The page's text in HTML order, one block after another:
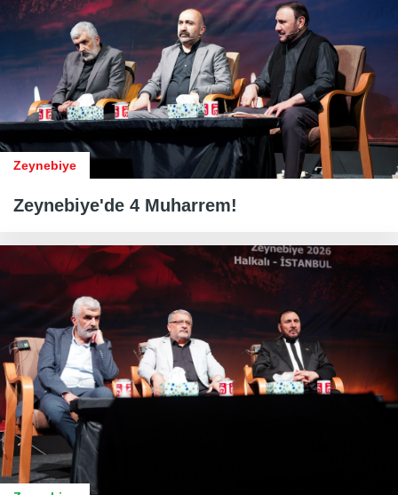
Zeynebiye
Zeynebiye'de 4 Muharrem!